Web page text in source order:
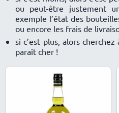
ou peut-être justement
exemple l’état des
ou encore les frais de
si c’est plus, alors
paraît cher !